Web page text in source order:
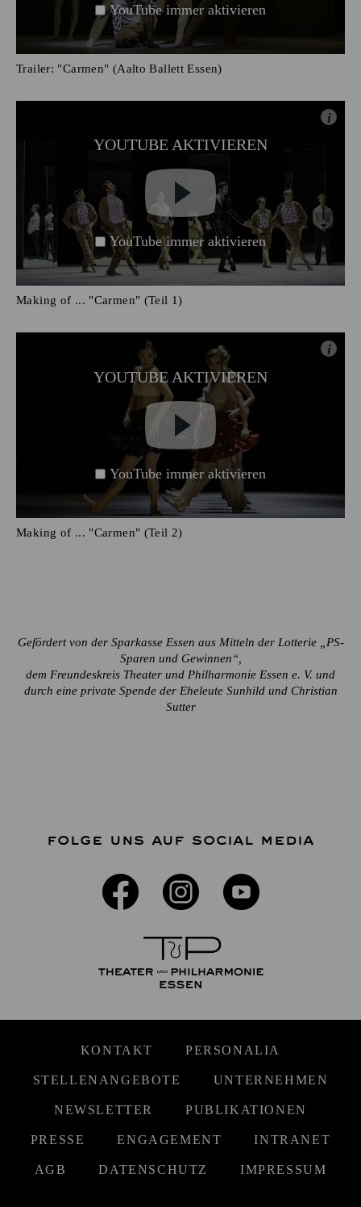
YouTube immer aktivieren
Trailer: "Carmen" (Aalto Ballett Essen)
YOUTUBE AKTIVIEREN
i
YouTube immer aktivieren
Making of ... "Carmen" (Teil 1)
YOUTUBE AKTIVIEREN
i
YouTube immer aktivieren
Making of ... "Carmen" (Teil 2)
Gefördert von der Sparkasse Essen aus Mitteln der Lotterie „PS-
Sparen und Gewinnen“,
dem Freundeskreis Theater und Philharmonie Essen e. V. und
durch eine private Spende der Eheleute Sunhild und Christian
Sutter
FOLGE UNS AUF SOCIAL MEDIA
KONTAKT PERSONALIA
STELLENANGEBOTE UNTERNEHMEN
NEWSLETTER PUBLIKATIONEN
PRESSE ENGAGEMENT INTRANET
AGB DATENSCHUTZ IMPRESSUM